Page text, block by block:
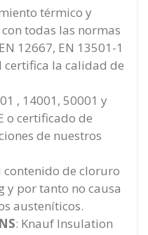
térmico y
todas las normas
12667, EN 13501-1
certifica la calidad de
, 14001, 50001 y
o certificado de
de nuestros
contenido de cloruro
y por tanto no causa
austeníticos.
: Knauf Insulation